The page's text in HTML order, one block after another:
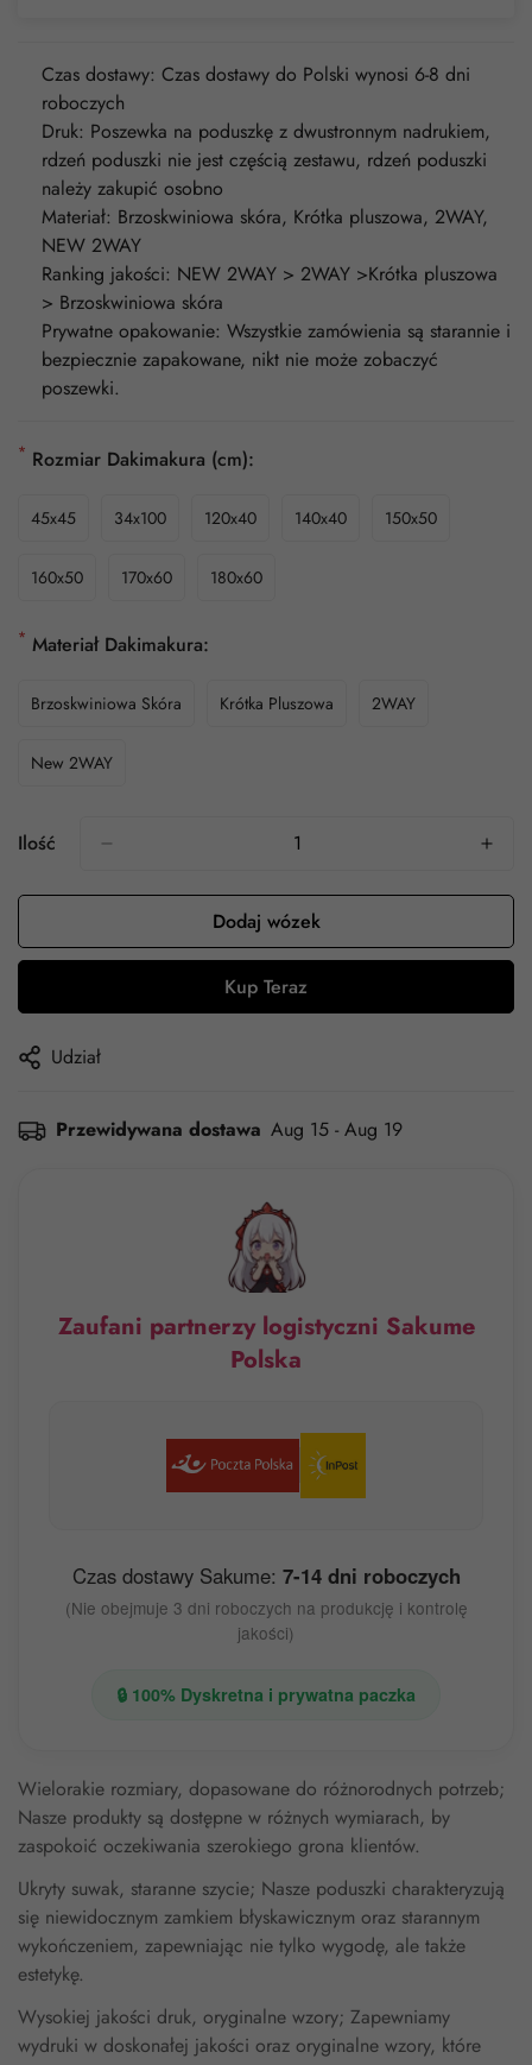
Czas dostawy: Czas dostawy do Polski wynosi 6-8 dni
roboczych
Druk: Poszewka na poduszkę z dwustronnym nadrukiem,
rdzeń poduszki nie jest częścią zestawu, rdzeń poduszki
należy zakupić osobno
Materiał: Brzoskwiniowa skóra, Krótka pluszowa, 2WAY,
NEW 2WAY
Ranking jakości: NEW 2WAY > 2WAY >Krótka pluszowa
> Brzoskwiniowa skóra
Prywatne opakowanie: Wszystkie zamówienia są starannie i
bezpiecznie zapakowane, nikt nie może zobaczyć
poszewki.
* Rozmiar Dakimakura (cm):
45x45 34x100 120x40 140x40 150x50
160x50 170x60 180x60
* Materiał Dakimakura:
Brzoskwiniowa Skóra Krótka Pluszowa 2WAY
New 2WAY
Ilość
Dodaj wózek
Kup Teraz
Udział
Przewidywana dostawa Aug 15 - Aug 19
Zaufani partnerzy logistyczni Sakume
Polska
Czas dostawy Sakume: 7-14 dni roboczych
(Nie obejmuje 3 dni roboczych na produkcję i kontrolę
jakości)
🔒 100% Dyskretna i prywatna paczka
Wielorakie rozmiary, dopasowane do różnorodnych potrzeb;
Nasze produkty są dostępne w różnych wymiarach, by
zaspokoić oczekiwania szerokiego grona klientów.
Ukryty suwak, staranne szycie; Nasze poduszki charakteryzują
się niewidocznym zamkiem błyskawicznym oraz starannym
wykończeniem, zapewniając nie tylko wygodę, ale także
estetykę.
Wysokiej jakości druk, oryginalne wzory; Zapewniamy
wydruki w doskonałej jakości oraz oryginalne wzory, które